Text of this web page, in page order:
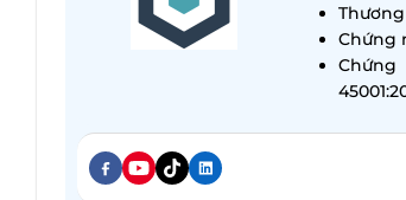
Thương
Chứng